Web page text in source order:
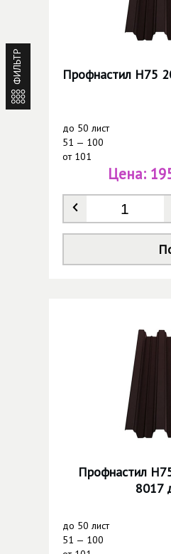
ФИЛЬТР Профнастил Н75
до 50 лист
51 — 100
от101
Количество
Цена:
Профнастил
8017
до 50 лист
51 — 100